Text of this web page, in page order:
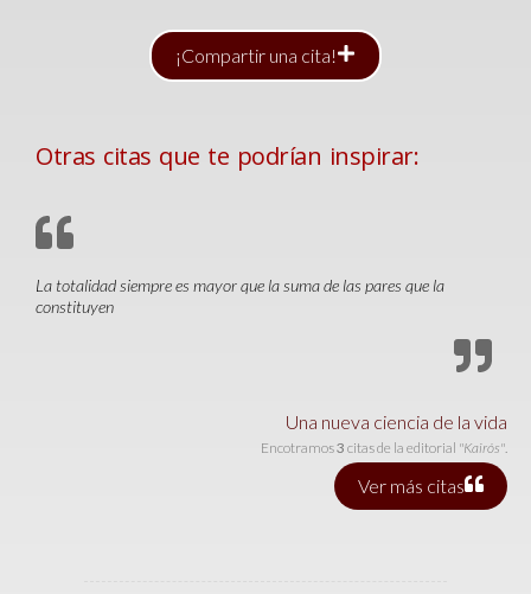
¡Compartir una cita!
Otras citas que te podrían inspirar:
La totalidad siempre es mayor que la suma de las pares que la
constituyen
Una nueva ciencia de la vida
Encotramos3 citas de la editorial "Kairós".
Ver más citas